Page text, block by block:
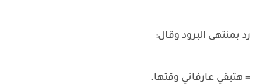
رد بمنتهى البرود وقال:
= هتبقي عارفاني وقتها.